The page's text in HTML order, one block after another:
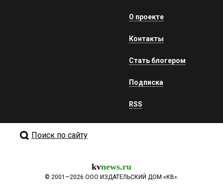
О проекте
Контакты
Стать блогером
Подписка
RSS
Поиск по сайту
kvnews.ru
© 2001—2026 ООО ИЗДАТЕЛЬСКИЙ ДОМ «КВ».